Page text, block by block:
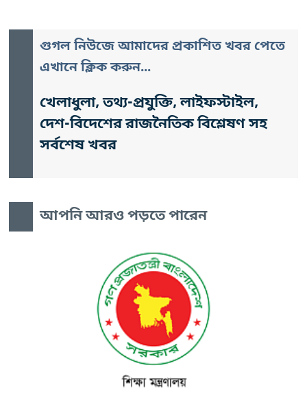
গুগল নিউজে আমাদের প্রকাশিত খবর পেতে
এখানে ক্লিক করুন...
খেলাধুলা, তথ্য-প্রযুক্তি, লাইফস্টাইল,
দেশ-বিদেশের রাজনৈতিক বিশ্লেষণ সহ
সর্বশেষ খবর
আপনি আরও পড়তে পারেন